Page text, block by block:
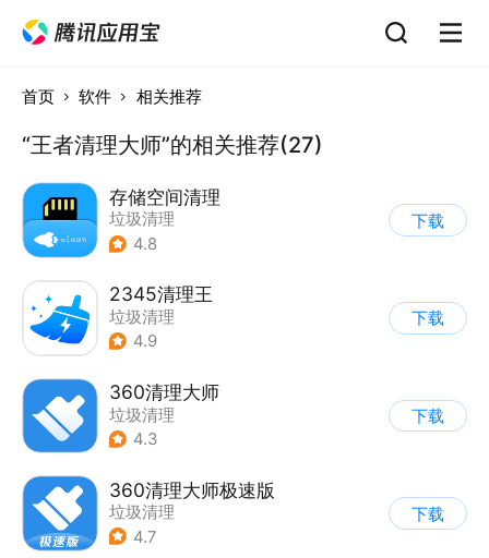
首页 软件 相关推荐
“王者清理大师”的相关推荐(27)
存储空间清理
垃圾清理
4.8
下载
2345清理王
垃圾清理
4.9
下载
360清理大师
垃圾清理
4.3
下载
360清理大师极速版
垃圾清理
4.7
下载